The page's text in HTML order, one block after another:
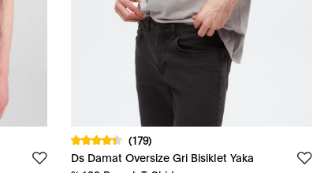
(179)
Ds Damat Oversize Gri Bisiklet Yaka